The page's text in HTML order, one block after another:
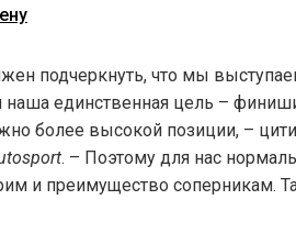
подчеркнуть, что мы
наша единственная цель –
более высокой позиции, –
. – Поэтому для нас
и преимущество соперникам.